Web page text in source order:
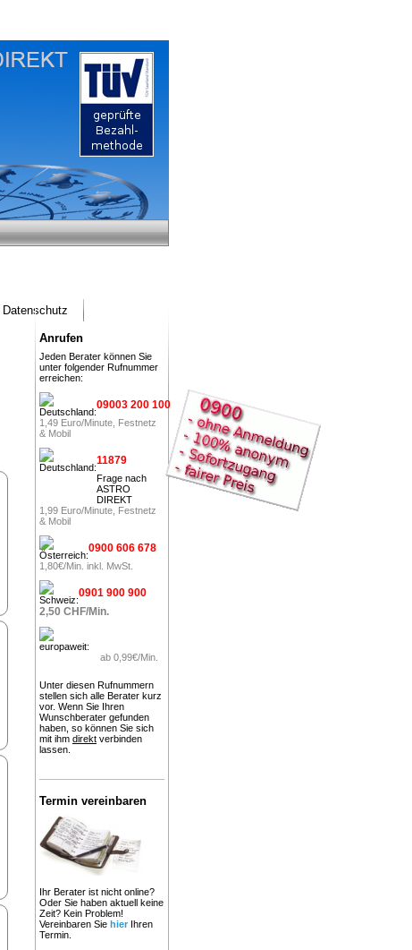
Datenschutz
Anrufen
Jeden Berater können Sie
unter folgender Rufnummer
erreichen:
09003 200 100
1,49 Euro/Minute, Festnetz
& Mobil
11879
Frage nach
ASTRO
DIREKT
1,99 Euro/Minute, Festnetz
& Mobil
0900 606 678
1,80€/Min. inkl. MwSt.
0901 900 900
2,50 CHF/Min.
ab 0,99€/Min.
Unter diesen Rufnummern
stellen sich alle Berater kurz
vor. Wenn Sie Ihren
Wunschberater gefunden
haben, so können Sie sich
mit ihm direkt verbinden
lassen.
Termin vereinbaren
Ihr Berater ist nicht online?
Oder Sie haben aktuell keine
Zeit? Kein Problem!
Vereinbaren Sie hier Ihren
Termin.